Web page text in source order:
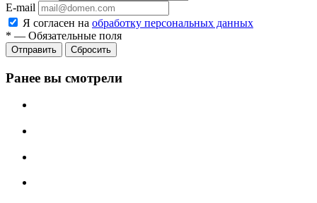
E-mail
Я согласен на обработку персональных данных
* — Обязательные поля
Отправить Сбросить
Ранее вы смотрели